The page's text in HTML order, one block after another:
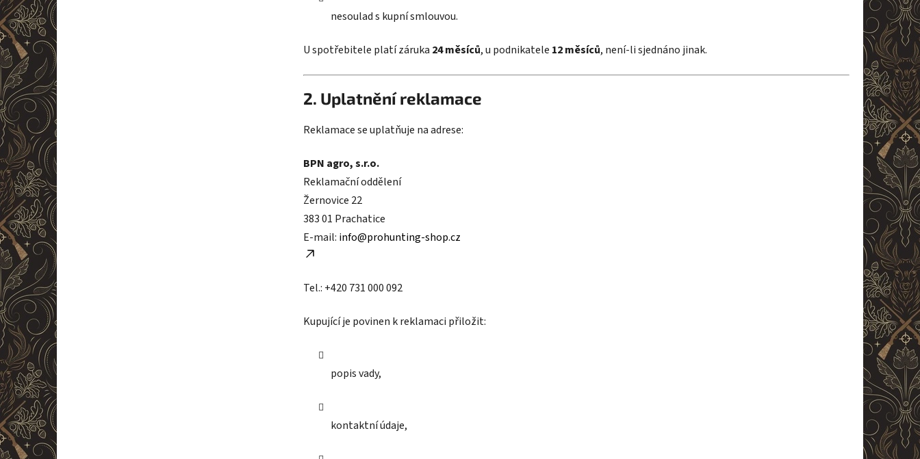
nesoulad s kupní smlouvou.
U spotřebitele platí záruka 24 měsíců, u podnikatele 12 měsíců, není-li sjednáno jinak.
2. Uplatnění reklamace
Reklamace se uplatňuje na adrese:
BPN agro, s.r.o.
Reklamační oddělení
Žernovice 22
383 01 Prachatice
E-mail: info@prohunting-shop.cz
Tel.: +420 731 000 092
Kupující je povinen k reklamaci přiložit:
popis vady,
kontaktní údaje,